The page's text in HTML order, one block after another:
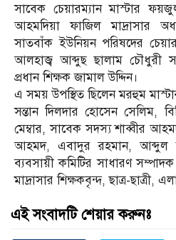
সাবেক চেয়ারম্যান মাস্টার
আহমদিয়া ফাজিল মাদ্রাসার
সাতবাঁক ইউনিয়ন পরিষদের
আলহাজ্ব আব্দুছ ছালাম চৌধুরী
প্রধান শিক্ষক জামাল উদ্দিন।
এ সময় উপস্থিত ছিলেন মরহুম
সন্তান দিলদার হোসেন সেলিম,
মেম্বার, সাবেক সদস্য শাব্বীর
আহমদ, এবাদুর রহমান, আব্দুল
ব্যবসায়ী কমিটির সাধারণ
মাদ্রাসার শিক্ষকবৃন্দ, ছাত্র-ছাত্রী,
এই সংবাদটি শেয়ার করুনঃ